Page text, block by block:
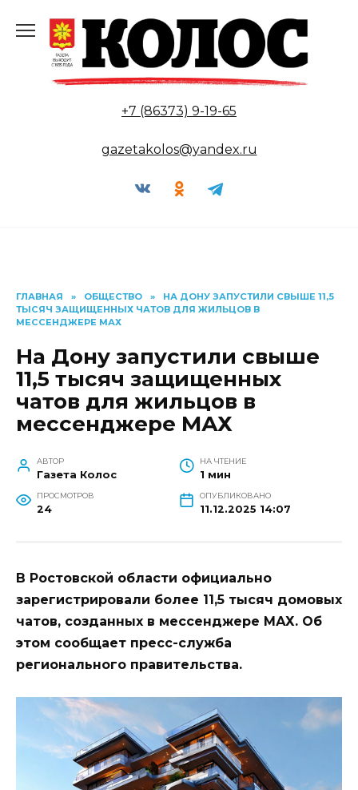
содержанию
+7 (86373) 9-19-65
gazetakolos@yandex.ru
ГЛАВНАЯ » ОБЩЕСТВО »
НА ДОНУ ЗАПУСТИЛИ СВЫШЕ 11,5
ТЫСЯЧ ЗАЩИЩЕННЫХ ЧАТОВ ДЛЯ ЖИЛЬЦОВ В
МЕССЕНДЖЕРЕ МАХ
На Дону запустили свыше
11,5 тысяч защищенных
чатов для жильцов в
мессенджере МАХ
АВТОР
Газета Колос
НА ЧТЕНИЕ
1 мин
ПРОСМОТРОВ
24
ОПУБЛИКОВАНО
11.12.2025 14:07
В Ростовской области официально
зарегистрировали более 11,5 тысяч домовых
чатов, созданных в мессенджере МАХ. Об
этом сообщает пресс-служба
регионального правительства.